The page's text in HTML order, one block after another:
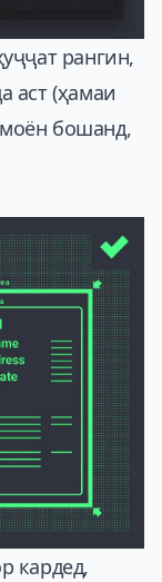
рангин,
аст (ҳамаи
бошанд,
кардед,